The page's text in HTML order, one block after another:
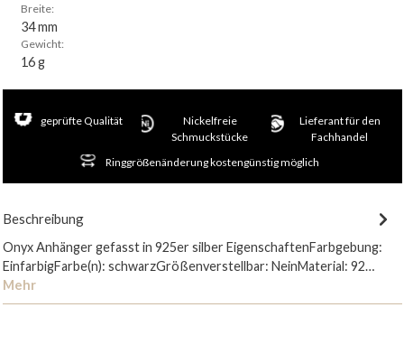
Breite:
34 mm
Gewicht:
16 g
geprüfte Qualität
Nickelfreie
Schmuckstücke
Lieferant für den
Fachhandel
Ringgrößenänderung kostengünstig möglich
Beschreibung
Onyx Anhänger gefasst in 925er silber EigenschaftenFarbgebung:
EinfarbigFarbe(n): schwarzGrößenverstellbar: NeinMaterial: 92…
Mehr